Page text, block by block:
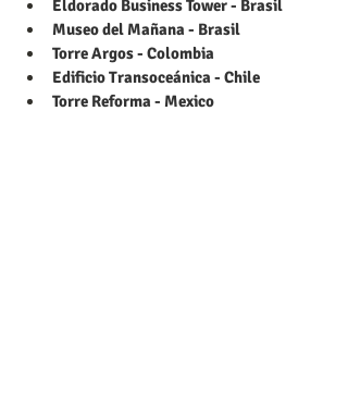
Eldorado Business Tower - Brasil
Museo del Mañana - Brasil
Torre Argos - Colombia
Edificio Transoceánica - Chile
Torre Reforma - Mexico